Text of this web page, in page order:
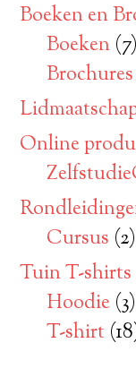
Boeken en
Boeken (7)
Brochures
Online
Cursus (2)
Tuin T-shirts
Hoodie (3)
T-shirt